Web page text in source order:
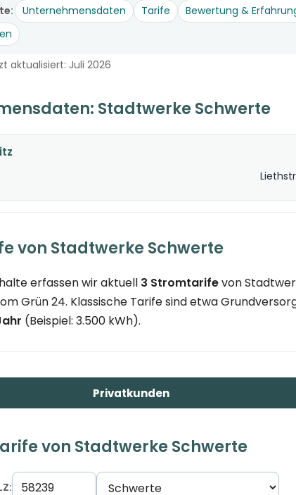
Unternehmensdaten Tarife Bewertung &
aktualisiert: Juli 2026
Stadtwerke Schwerte
von Stadtwerke Schwerte
erfassen wir aktuell 3 Stromtarifevon
Grün 24. Klassische Tarife sind etwa
(Beispiel: 3.500 kWh).
Privatkunden
von Stadtwerke Schwerte